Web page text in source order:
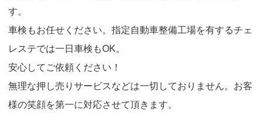
す。
車検もお任せください。指定自動車整備工場を有するチェ
レステでは一日車検もOK。
安心してご依頼ください！
無理な押し売りサービスなどは一切しておりません。お客
様の笑顔を第一に対応させて頂きます。